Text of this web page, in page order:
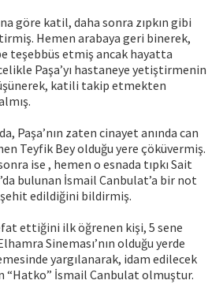
göre katil, daha sonra zıpkın gibi
Hemen arabaya geri binerek,
teşebbüs etmiş ancak hayatta
Paşa’yı hastaneye yetiştirmenin
katili takip etmekten
Paşa’nın zaten cinayet anında can
Teyfik Bey olduğu yere çöküvermiş.
ise , hemen o esnada tıpkı Sait
bulunan İsmail Canbulat’a bir not
şehit edildiğini bildirmiş.
ettiğini ilk öğrenen kişi, 5 sene
Sineması’nın olduğu yerde
yargılanarak, idam edilecek
“Hatko” İsmail Canbulat olmuştur.